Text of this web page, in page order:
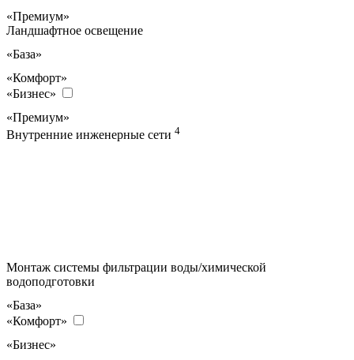
«Премиум»
Ландшафтное освещение
«База»
«Комфорт»
«Бизнес»
«Премиум»
Внутренние инженерные сети 4
Монтаж системы фильтрации воды/химической
водоподготовки
«База»
«Комфорт»
«Бизнес»